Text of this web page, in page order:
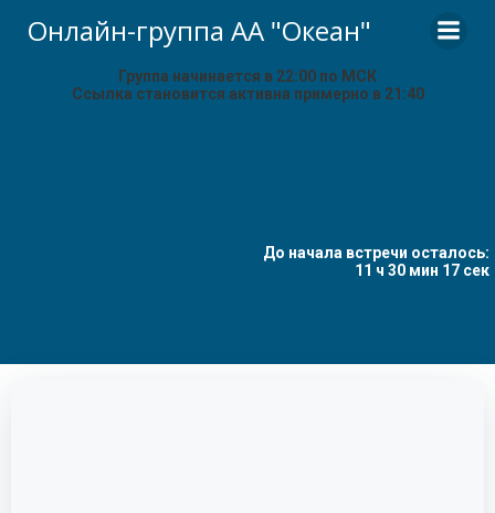
к
содержимому
Онлайн-группа АА "Океан"
Группа начинается в 22:00 по МСК
Ссылка становится активна примерно в 21:40
До начала встречи осталось:
11 ч 30 мин 17 сек